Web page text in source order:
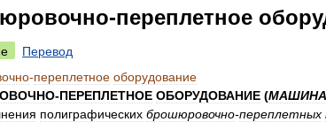
переплетное
Перевод
-переплетное оборудование
-ПЕРЕПЛЕТНОЕ ОБОРУДОВАНИЕ (МАШИНА
полиграфических брошюровочно-переплетных